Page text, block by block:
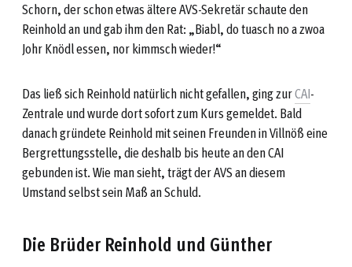
Schorn, der schon etwas ältere AVS-Sekretär schaute den
Reinhold an und gab ihm den Rat: „Biabl, do tuasch no a zwoa
Johr Knödl essen, nor kimmsch wieder!“
Das ließ sich Reinhold natürlich nicht gefallen, ging zurCAI-
Zentrale und wurde dort sofort zum Kurs gemeldet. Bald
danach gründete Reinhold mit seinen Freunden in Villnöß eine
Bergrettungsstelle, die deshalb bis heute an den CAI
gebunden ist. Wie man sieht, trägt der AVS an diesem
Umstand selbst sein Maß an Schuld.
Die Brüder Reinhold und Günther